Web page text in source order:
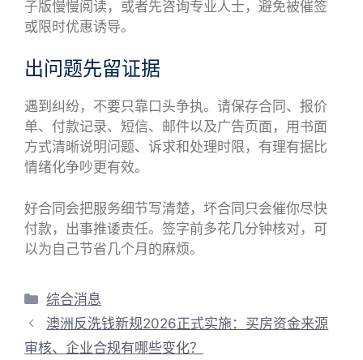
子版慢慢阅读，或者先咨询专业人士，避免被催签
或限时优惠诱导。
出问题先留证据
遇到纠纷，不要只靠口头争执。请保存合同、报价
单、付款记录、短信、邮件以及广告页面，用书面
方式清晰说明问题、诉求和处理时限，有理有据比
情绪化争吵更有效。
好合同会把服务细节写清楚，坏合同只会催你尽快
付款，出事推诿责任。签字前多花几分钟核对，可
以为自己节省几个月的麻烦。
分
类
综合消息
澳洲反洗钱新规2026正式实施：买房资金来源
审核、企业合规有哪些变化？